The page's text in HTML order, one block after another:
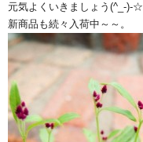
元気よくいきましょう(^_-)-☆
新商品も続々入荷中～～。